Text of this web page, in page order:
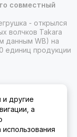
совместный
- открылся
волчков Takara
данным WB) на
единиц продукции
и другие
а
использования